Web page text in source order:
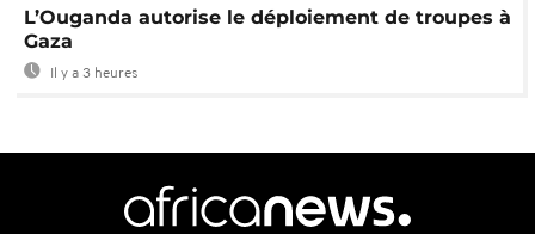
L’Ouganda autorise le déploiement de troupes à
Gaza
Il y a 3 heures